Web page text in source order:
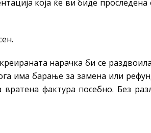
која ќе ви биде
нарачка би се
има барање за замена или
вратена фактура посебно. Без